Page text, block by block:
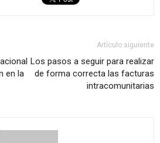
en la
Artículo siguiente
Los pasos a seguir para realizar
de forma correcta las facturas
intracomunitarias